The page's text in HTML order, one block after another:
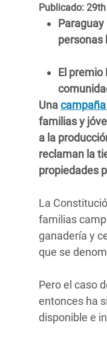
Servicios
Digital
Gender,
¡Basta!
mujeres y
ayuda
Publicado:
personas
El premio
Una
familias y
a la
reclaman la
propiedades
La
familias
ganadería y
que se
Pero el caso
entonces ha
disponible e